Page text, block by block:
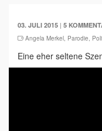
03. JULI 2015 | 5
Angela Merkel, Parodie,
Eine eher seltene